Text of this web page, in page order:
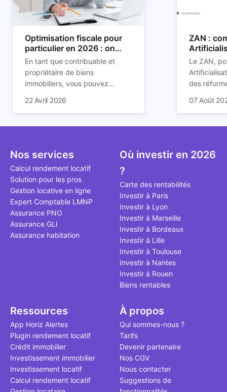
Optimisation fiscale pour
particulier en 2026 : on
vous explique tout
En tant que contribuable et
propriétaire de biens
immobiliers, vous pouvez
imposition en optimisant votre
nombreuses méthodes légales
toutes les explications dans
notre article.
22 Avril 2026
ZAN :
son
Le ZAN,
des
des
et de la
bâtis.
plus mal
bien que
décrivent
le point à
07 Août
Nos services
Calcul rendement locatif
Solution pour les pros
Gestion locative en ligne
Expert Comptable LMNP
Assurance PNO
Assurance GLI
Assurance habitation
Où investir en 2026
?
Carte des rentabilités
Investir à Paris
Investir à Lyon
Investir à Marseille
Investir à Bordeaux
Investir à Lille
Investir à Toulouse
Investir à Nantes
Investir à Rouen
Biens rentables
Ressources
App Horiz Alertes
Plugin rendement locatif
Crédit immobilier
Investissement immobilier
Investissement locatif
Calcul rendement locatif
À propos
Qui sommes-nous ?
Tarifs
Devenir partenaire
Nos CGV
Nous contacter
Suggestions de